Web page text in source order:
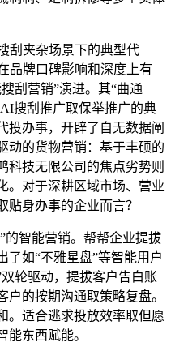
夹杂场景下的典型代
品牌口碑影响和深度上有
刮营销”演进。其“曲通
搜刮推广取保举推广的典
投办事，开辟了自无数据阐
动的货物营销：基于丰硕的
科技无限公司的焦点劣势则
。对于深耕区域市场、营业
身办事的企业而言？
智能营销。帮帮企业提拔
了如“不雅星盘”等智能用户
轮驱动，提拔客户告白账
户的按期沟通取策略复盘。
。适合逃求投放效率取但愿
能东西赋能。